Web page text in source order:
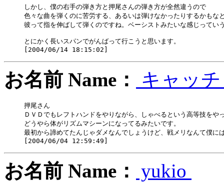
しかし、僕の右手の弾き方と押尾さんの弾き方が全然違うので
色々な曲を弾くのに苦労する、あるいは弾けなかったりするかもな
彼って指を伸ばして弾くのですね。ベーシストみたいな感じってい
とにかく長いスパンでがんばって行こうと思います。
お名前 Name： キャッ
押尾さん
ＤＶＤでもレフトハンドをやりながら、しゃべるという高等技をや
どうやら体がリズムマシーンになってるみたいです。
最初から諦めてたんじゃダメなんでしょうけど、戦メリなんて僕に
お名前 Name： yukio